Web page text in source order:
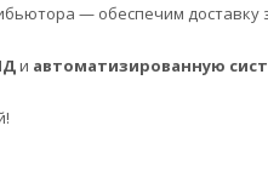
— обеспечим доставку
и автоматизированную